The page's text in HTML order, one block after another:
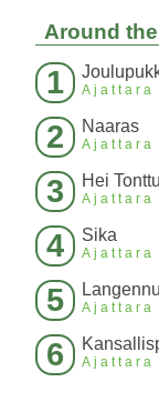
Around
1 Ajattara
2 Naaras
Ajattara
3 Hei
Ajattara
4 Sika
Ajattara
5 Ajattara
6 Ajattara